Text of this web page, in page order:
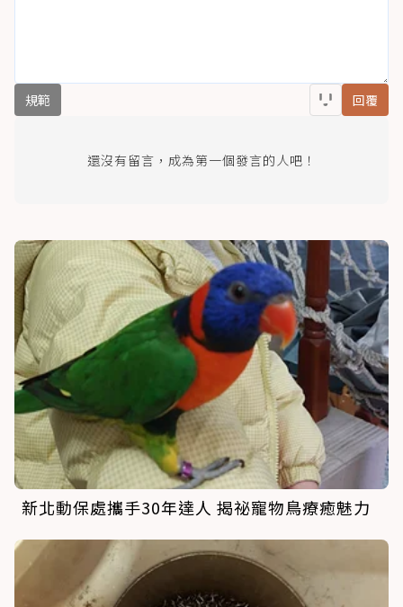
規範 回覆
還沒有留言，成為第一個發言的人吧！
新北動保處攜手30年達人 揭祕寵物鳥療癒魅力